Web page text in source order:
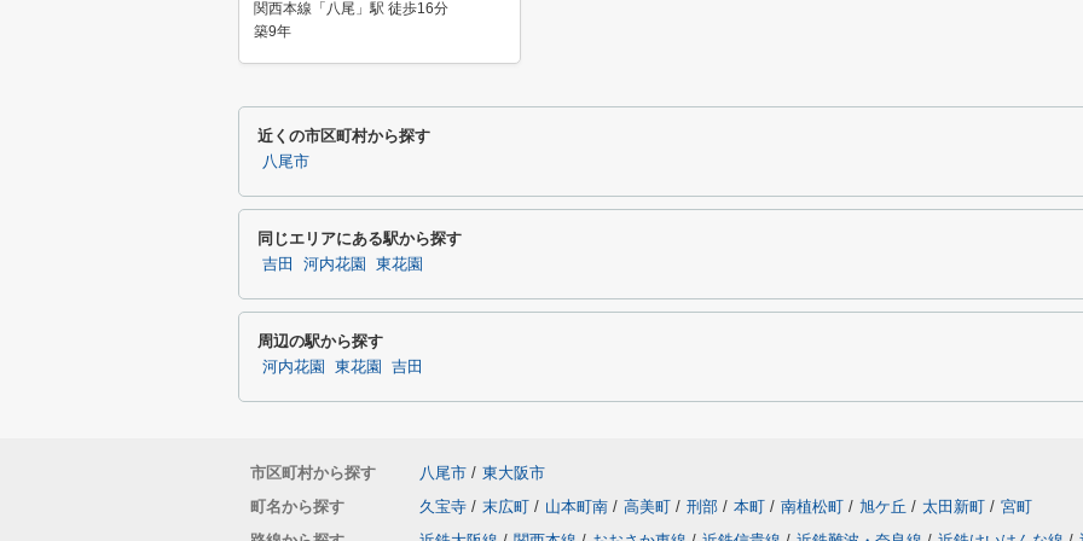
関西本線「八尾」駅 徒歩16分
築9年
近くの市区町村から探す
八尾市
同じエリアにある駅から探す
吉田 河内花園 東花園
周辺の駅から探す
河内花園 東花園 吉田
市区町村から探す 八尾市 / 東大阪市
町名から探す
久宝寺 / 末広町 / 山本町南 / 高美町 / 刑部 / 本町 / 南植松町 / 旭ケ丘 / 太田新町 / 宮町